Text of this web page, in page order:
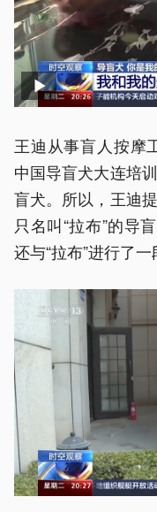
王迪从事盲人按摩
中国导盲犬大连培
盲犬。所以，王迪
只名叫“拉布”的导
还与“拉布”进行了